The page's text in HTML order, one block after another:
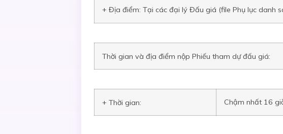
+ Địa điểm: Tại các đại lý Đấu giá (file Phụ lục danh
Thời gian và địa điểm nộp Phiếu tham dự đấu giá:
+ Thời gian: Chậm nhất 16